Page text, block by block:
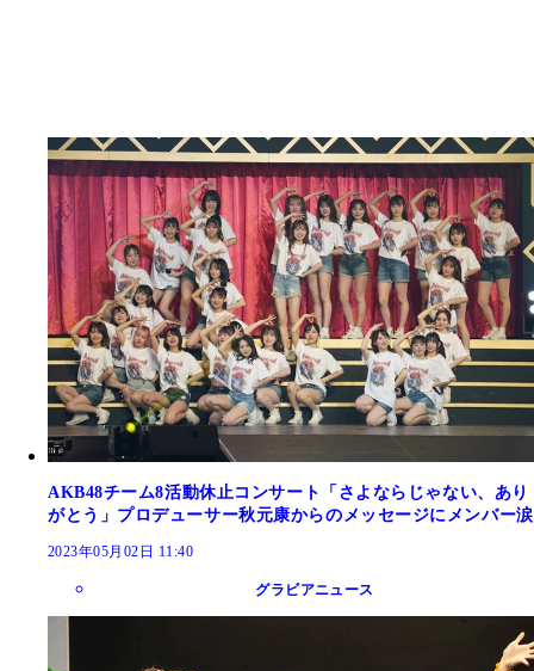
AKB48チーム8活動休止コンサート「さよならじゃない、あり
がとう」プロデューサー秋元康からのメッセージにメンバー涙
2023年05月02日 11:40
グラビアニュース